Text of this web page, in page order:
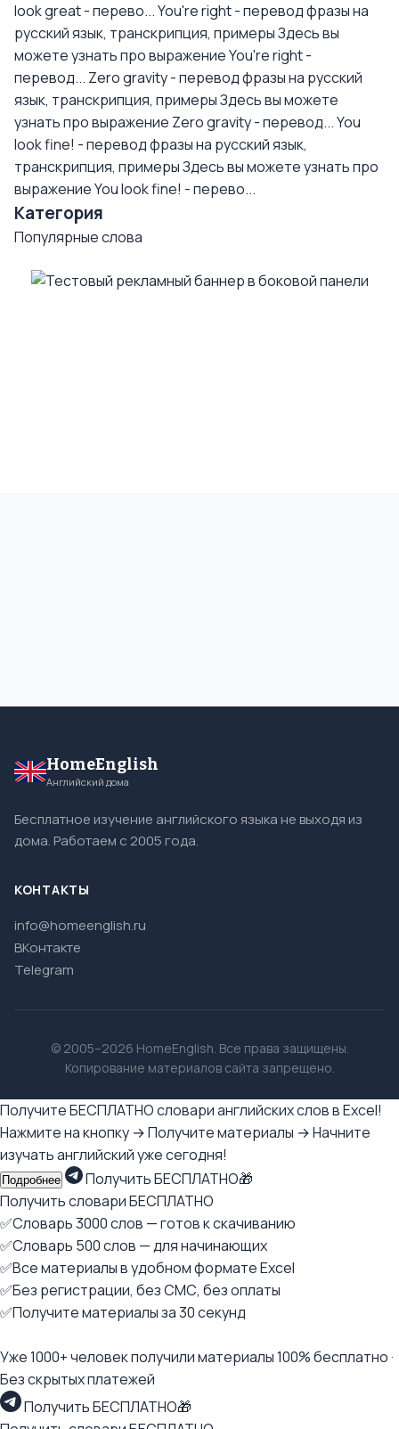
look great - перево...You're right - перевод фразы на
русский язык, транскрипция, примерыЗдесь вы
можете узнать про выражение You're right -
перевод... Zero gravity - перевод фразы на русский
язык, транскрипция, примерыЗдесь вы можете
узнать про выражение Zero gravity - перевод...You
look fine! - перевод фразы на русский язык,
транскрипция, примерыЗдесь вы можете узнать про
выражение You look fine! - перево...
Категория
Популярные слова
HomeEnglish
Английский дома
Бесплатное изучение английского языка не выходя из
дома. Работаем с 2005 года.
КОНТАКТЫ
info@homeenglish.ru
ВКонтакте
Telegram
© 2005–2026 HomeEnglish. Все права защищены.
Копирование материалов сайта запрещено.
Получите БЕСПЛАТНО словари английских слов в Excel!
Нажмите на кнопку → Получите материалы → Начните
изучать английский уже сегодня!
Подробнее
Получить БЕСПЛАТНО🎁
Получить словари БЕСПЛАТНО
✅Словарь 3000 слов — готов к скачиванию
✅Словарь 500 слов — для начинающих
✅Все материалы в удобном формате Excel
✅Без регистрации, без СМС, без оплаты
✅Получите материалы за 30 секунд
Уже 1000+ человек получили материалы 100% бесплатно ·
Без скрытых платежей
Получить БЕСПЛАТНО🎁